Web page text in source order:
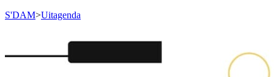
S'DAM>Uitagenda